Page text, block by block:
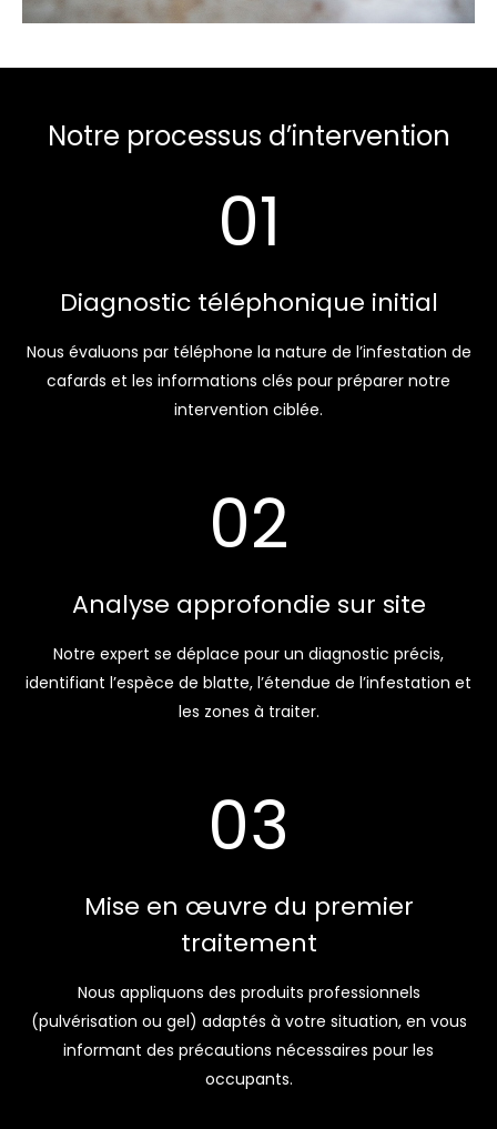
Notre processus d’intervention
01
Diagnostic téléphonique initial
Nous évaluons par téléphone la nature de l’infestation de
cafards et les informations clés pour préparer notre
intervention ciblée.
02
Analyse approfondie sur site
Notre expert se déplace pour un diagnostic précis,
identifiant l’espèce de blatte, l’étendue de l’infestation et
les zones à traiter.
03
Mise en œuvre du premier
traitement
Nous appliquons des produits professionnels
(pulvérisation ou gel) adaptés à votre situation, en vous
informant des précautions nécessaires pour les
occupants.